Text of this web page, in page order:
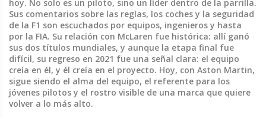
hoy. No solo es un piloto, sino un líder dentro de la parrilla.
Sus comentarios sobre las reglas, los coches y la seguridad
de la F1 son escuchados por equipos, ingenieros y hasta
por la FIA. Su relación con McLaren fue histórica: allí ganó
sus dos títulos mundiales, y aunque la etapa final fue
difícil, su regreso en 2021 fue una señal clara: el equipo
creía en él, y él creía en el proyecto. Hoy, con Aston Martin,
sigue siendo el alma del equipo, el referente para los
jóvenes pilotos y el rostro visible de una marca que quiere
volver a lo más alto.